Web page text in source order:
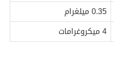
0.35 ميلغرام
4 ميكروغرامات